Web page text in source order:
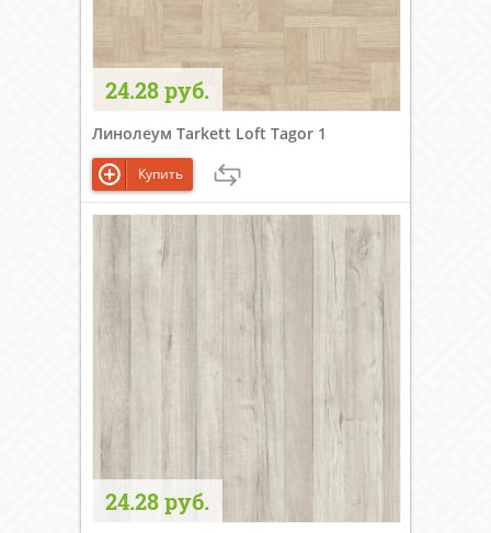
24.28 руб.
Линолеум Tarkett Loft Tagor 1
Купить
24.28 руб.